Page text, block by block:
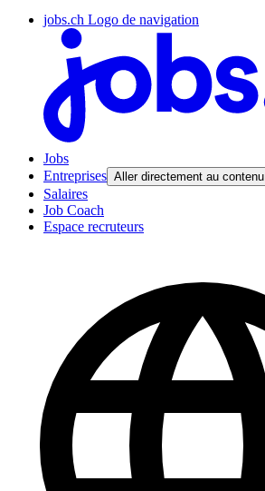
jobs.ch Logo de navigation
Jobs
Entreprises Aller directement au contenu
Salaires
Job Coach
Espace recruteurs